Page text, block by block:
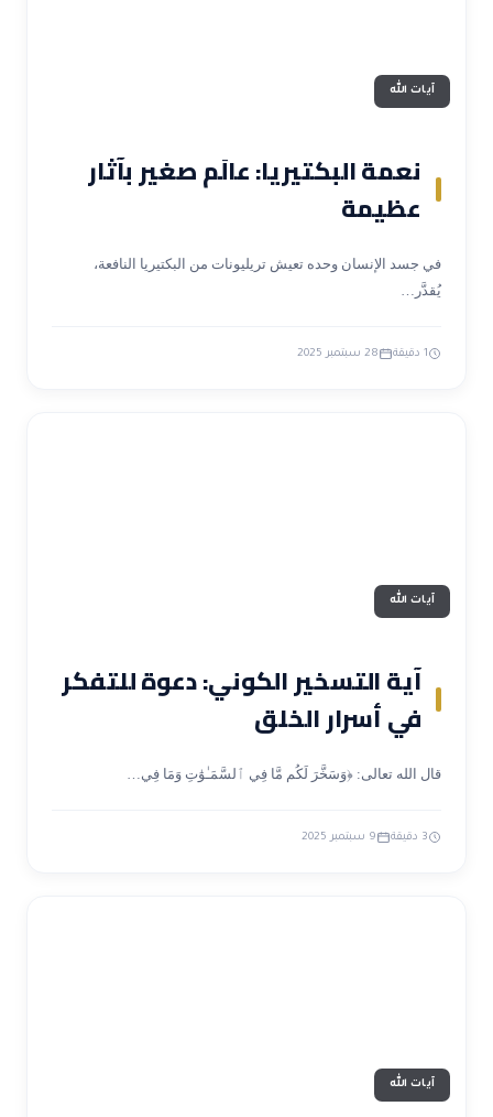
آيات الله
نعمة البكتيريا: عالَم صغير بآثار
عظيمة
في جسد الإنسان وحده تعيش تريليونات من البكتيريا النافعة،
يُقدَّر…
1 دقيقة 28 سبتمبر 2025
آيات الله
آية التسخير الكوني: دعوة للتفكر
في أسرار الخلق
قال الله تعالى: ﴿وَسَخَّرَ لَكُم مَّا فِي ٱلسَّمَـٰوَٰتِ وَمَا فِي…
3 دقيقة 9 سبتمبر 2025
آيات الله